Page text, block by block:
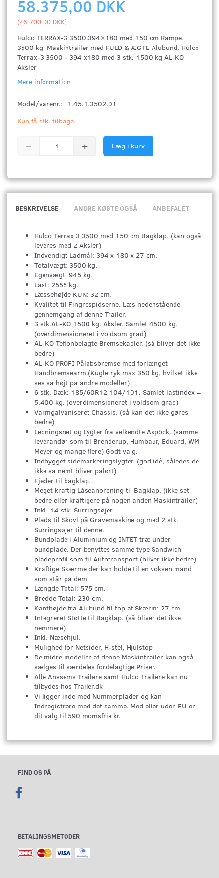
58.375,00 DKK
(46.700,00 DKK)
Hulco TERRAX-3 3500.394×180 med 150 cm Rampe.
3500 kg. Maskintrailer med FULD & ÆGTE Alubund. Hulco
Terrax-3 3500 - 394 x180 med 3 stk. 1500 kg AL-KO
Aksler
Mere information
Model/varenr.:
1.45.1.3502.01
Kun få stk. tilbage
Læg i kurv
BESKRIVELSE ANDRE KØBTE OGSÅ ANBEFALET
Hulco Terrax 3 3500 med 150 cm Bagklap. (kan også
leveres med 2 Aksler)
Indvendigt Ladmål: 394 x 180 x 27 cm.
Totalvægt: 3500 kg.
Egenvægt: 945 kg.
Last: 2555 kg.
Læssehøjde KUN: 32 cm.
Kvalitet til Fingrespidserne. Læs nedenstående
gennemgang af denne Trailer.
3 stk.AL-KO 1500 kg. Aksler. Samlet 4500 kg.
(overdimensioneret i voldsom grad)
AL-KO Teflonbelagte Bremsekabler. (så bliver det ikke
bedre)
AL-KO PROFI Påløbsbremse med forlænget
Håndbremsearm.(Kugletryk max 350 kg, hvilket ikke
ses så højt på andre modeller)
6 stk. Dæk: 185/60R12 104/101. Samlet lastindex =
5.400 kg. (overdimensioneret i voldsom grad)
Varmgalvaniseret Chassis. (så kan det ikke gøres
bedre)
Ledningsnet og Lygter fra velkendte Aspöck. (samme
leverandør som til Brenderup, Humbaur, Eduard, WM
Meyer og mange flere) Godt valg.
Indbygget sidemarkeringslygter. (god idè, således de
ikke så nemt bliver pålørt)
Fjeder til bagklap.
Meget kraftig Låseanordning til Bagklap. (ikke set
bedre eller kraftigere på nogen anden Maskintrailer)
Inkl. 14 stk. Surringsøjer.
Plads til Skovl på Gravemaskine og med 2 stk.
Surringsøjer til denne.
Bundplade i Aluminium og INTET træ under
bundplade. Der benyttes samme type Sandwich
pladeprofil som til Autotransport (bliver ikke bedre)
Kraftige Skærme der kan holde til en voksen mand
som står på dem.
Længde Total: 575 cm.
Bredde Total: 230 cm.
Kanthøjde fra Alubund til top af Skærm: 27 cm.
Integreret Støtte til Bagklap. (så bliver det ikke
nemmere)
Inkl. Næsehjul.
Mulighed for Netsider, H-stel, Hjulstop
De midre modeller af denne Maskintrailer kan også
sælges til særdeles fordelagtige Priser.
Alle Anssems Trailere samt Hulco Trailere kan nu
tilbydes hos Trailer.dk
Vi ligger inde med Nummerplader og kan
Indregistrere med det samme. Med eller uden EU er
dit valg til 590 momsfrie kr.
FIND OS PÅ
BETALINGSMETODER